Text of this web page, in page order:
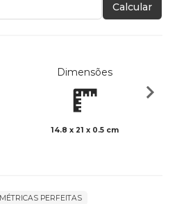
Calcular
Dimensões
14.8 x 21 x 0.5 cm
MÉTRICAS PERFEITAS